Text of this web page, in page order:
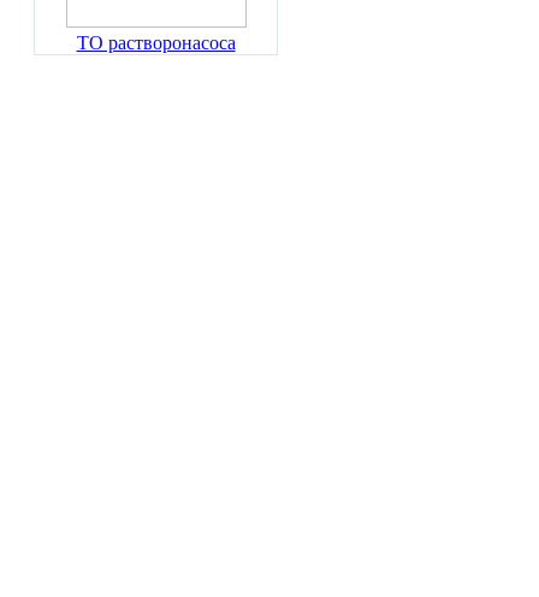
ТО растворонасоса